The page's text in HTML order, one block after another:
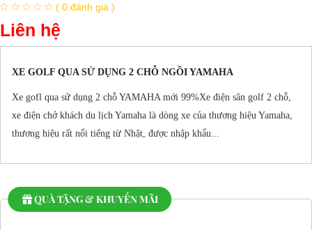
( 0 đánh giá )
Liên hệ
XE GOLF QUA SỬ DỤNG 2 CHỖ NGỒI YAMAHA
Xe gofl qua sử dụng 2 chỗ YAMAHA mới 99%Xe điện sân golf 2 chỗ,
xe điện chở khách du lịch Yamaha là dòng xe của thương hiệu Yamaha,
thương hiệu rất nổi tiếng từ Nhật, được nhập khẩu...
QUÀ TẶNG & KHUYẾN MÃI